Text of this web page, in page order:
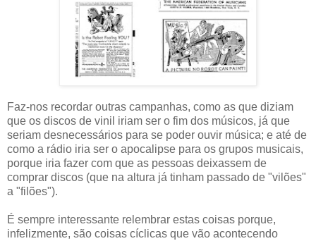
Faz-nos recordar outras campanhas, como as que diziam
que os discos de vinil iriam ser o fim dos músicos, já que
seriam desnecessários para se poder ouvir música; e até de
como a rádio iria ser o apocalipse para os grupos musicais,
porque iria fazer com que as pessoas deixassem de
comprar discos (que na altura já tinham passado de "vilões"
a "filões").
É sempre interessante relembrar estas coisas porque,
infelizmente, são coisas cíclicas que vão acontecendo